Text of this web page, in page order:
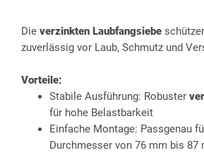
Die verzinkten Laubfangsiebe
zuverlässig vor Laub, Schmutz und
Vorteile:
Stabile Ausführung: Robuster
für hohe Belastbarkeit
Einfache Montage: Passgenau
Durchmesser von 76 mm bis 87